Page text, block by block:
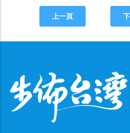
上一頁